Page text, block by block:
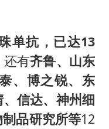
单抗，已达13
还有齐鲁、山东
、博之锐、东
信达、神州细
品研究所等12